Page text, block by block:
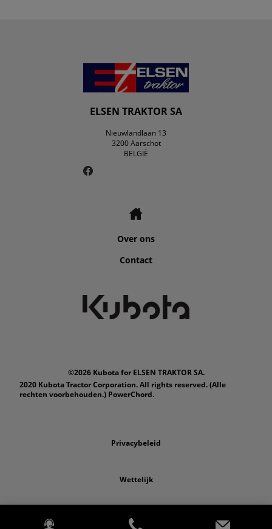
ELSEN TRAKTOR SA
Nieuwlandlaan 13
3200 Aarschot
BELGIË
Over ons
Contact
©2026 Kubota for ELSEN TRAKTOR SA.
2020 Kubota Tractor Corporation. All rights reserved. (Alle
rechten voorbehouden.) PowerChord.
Privacybeleid
Wettelijk